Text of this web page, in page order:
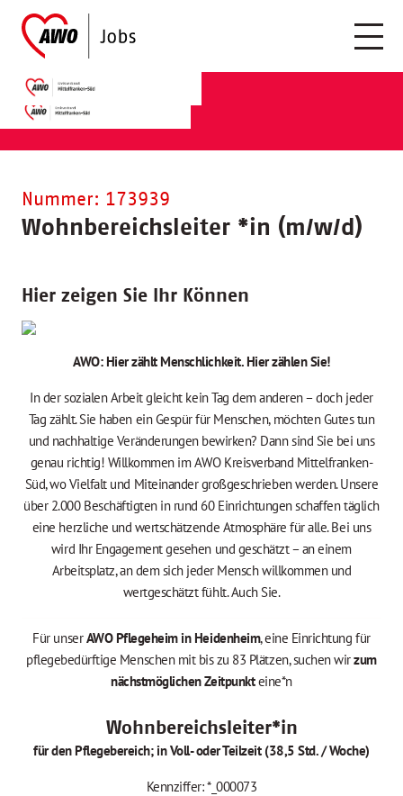
Nummer: 173939
Wohnbereichsleiter *in (m/w/d)
Hier zeigen Sie Ihr Können
AWO: Hier zählt Menschlichkeit. Hier zählen Sie!
In der sozialen Arbeit gleicht kein Tag dem anderen – doch jeder
Tag zählt. Sie haben ein Gespür für Menschen, möchten Gutes tun
und nachhaltige Veränderungen bewirken? Dann sind Sie bei uns
genau richtig! Willkommen im AWO Kreisverband Mittelfranken-
Süd, wo Vielfalt und Miteinander großgeschrieben werden. Unsere
über 2.000 Beschäftigten in rund 60 Einrichtungen schaffen täglich
eine herzliche und wertschätzende Atmosphäre für alle. Bei uns
wird Ihr Engagement gesehen und geschätzt – an einem
Arbeitsplatz, an dem sich jeder Mensch willkommen und
wertgeschätzt fühlt. Auch Sie.
Für unserAWO Pflegeheim in Heidenheim, eine Einrichtung für
pflegebedürftige Menschen mit bis zu 83 Plätzen, suchen wirzum
nächstmöglichen Zeitpunkteine*n
Wohnbereichsleiter*in
für den Pflegebereich; in Voll- oder Teilzeit (38,5 Std. / Woche)
Kennziffer: *_000073